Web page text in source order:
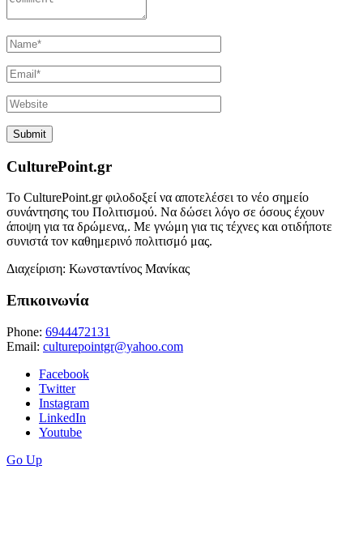
CulturePoint.gr
Το CulturePoint.gr φιλοδοξεί να αποτελέσει το νέο σημείο
συνάντησης του Πολιτισμού. Να δώσει λόγο σε όσους έχουν
άποψη για τα δρώμενα,. Με γνώμη για τις τέχνες και οτιδήποτε
συνιστά τον καθημερινό πολιτισμό μας.
Διαχείριση: Κωνσταντίνος Μανίκας
Επικοινωνία
Phone: 6944472131
Email: culturepointgr@yahoo.com
Facebook
Twitter
Instagram
LinkedIn
Youtube
Go Up